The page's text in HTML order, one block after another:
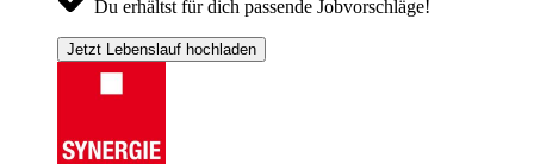
Du erhältst für dich passende Jobvorschläge!
Jetzt Lebenslauf hochladen